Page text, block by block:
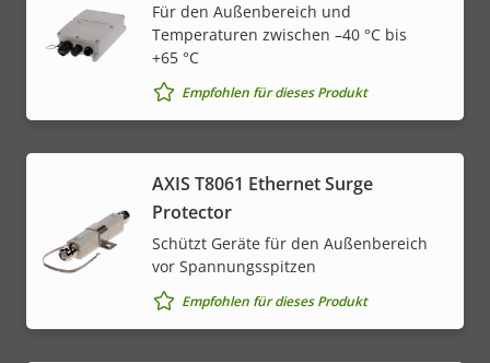
Für den Außenbereich und
Temperaturen zwischen –40 °C bis
+65 °C
Empfohlen für dieses Produkt
AXIS T8061 Ethernet Surge
Protector
Schützt Geräte für den Außenbereich
vor Spannungsspitzen
Empfohlen für dieses Produkt